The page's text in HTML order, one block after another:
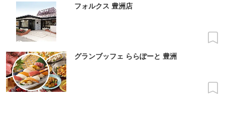
フォルクス 豊洲店
グランブッフェ ららぽーと 豊洲